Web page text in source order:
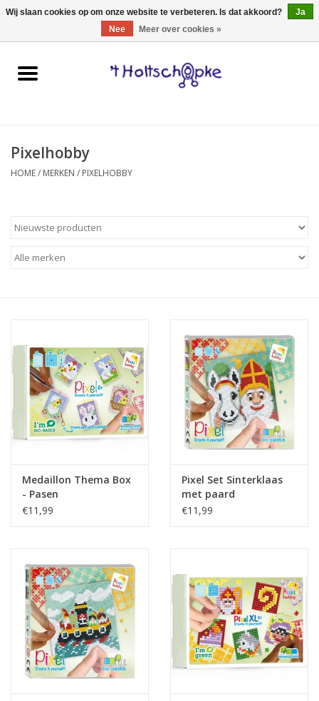
0 Artikelen - €0,00
Home
spellen
schmink & make-up
eten & drinken
knuffels
boeken
Blogs
Pixelhobby
HOME/ MERKEN / PIXELHOBBY
Medaillon Thema Box
- Pasen
€11,99
Pixel Set Sinterklaas
met paard
€11,99
Wij slaan cookies op om onze website te verbeteren. Is dat akkoord?
Ja
Nee
Meer over cookies »